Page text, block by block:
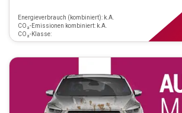
Energieverbrauch (kombiniert): k.A.
CO₂-Emissionen kombiniert: k.A.
CO₂-Klasse: